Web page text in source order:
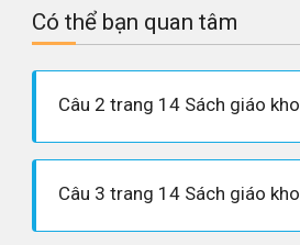
Có thể bạn quan tâm
Câu 2 trang 14 Sách giáo
Câu 3 trang 14 Sách giáo